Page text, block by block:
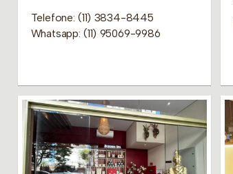
Telefone: (11) 3834-8445
Whatsapp: (11) 95069-9986